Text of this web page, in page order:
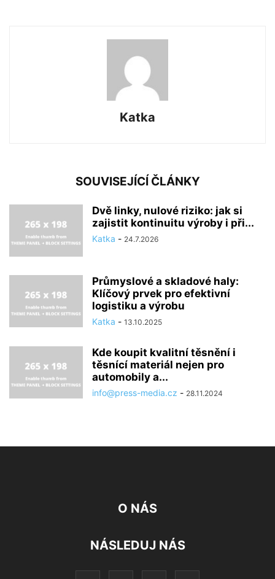
Katka
SOUVISEJÍCÍ ČLÁNKY
Dvě linky, nulové riziko: jak si
zajistit kontinuitu výroby i při...
Katka - 24.7.2026
Průmyslové a skladové haly:
Klíčový prvek pro efektivní
logistiku a výrobu
Katka - 13.10.2025
Kde koupit kvalitní těsnění i
těsnící materiál nejen pro
automobily a...
info@press-media.cz - 28.11.2024
O NÁS
NÁSLEDUJ NÁS